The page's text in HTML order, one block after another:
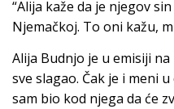
“Alija kaže da je njegov
Njemačkoj. To oni kažu,
Alija Budnjo je u emisiji na
sve slagao. Čak je i meni
sam bio kod njega da će